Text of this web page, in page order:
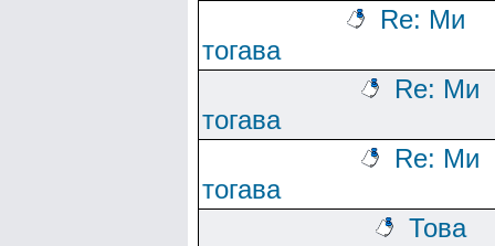
Re: Ми
тогава
Re: Ми
тогава
Re: Ми
тогава
Това